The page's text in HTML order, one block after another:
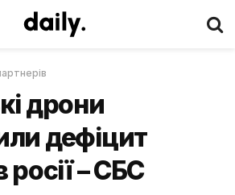
дрони
дефіцит
росії – СБС